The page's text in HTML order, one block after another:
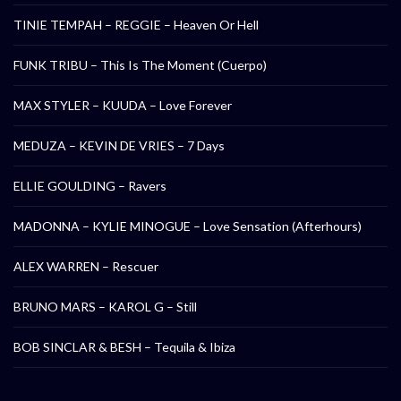
TINIE TEMPAH – REGGIE – Heaven Or Hell
FUNK TRIBU – This Is The Moment (Cuerpo)
MAX STYLER – KUUDA – Love Forever
MEDUZA – KEVIN DE VRIES – 7 Days
ELLIE GOULDING – Ravers
MADONNA – KYLIE MINOGUE – Love Sensation (Afterhours)
ALEX WARREN – Rescuer
BRUNO MARS – KAROL G – Still
BOB SINCLAR & BESH – Tequila & Ibiza